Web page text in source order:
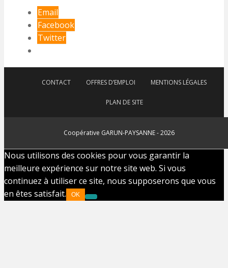
Email
Facebook
Twitter
CONTACT OFFRES D’EMPLOI MENTIONS LÉGALES
PLAN DE SITE
Coopérative GARUN-PAYSANNE - 2026
Nous utilisons des cookies pour vous garantir la
meilleure expérience sur notre site web. Si vous
continuez à utiliser ce site, nous supposerons que vous
en êtes satisfait.
OK